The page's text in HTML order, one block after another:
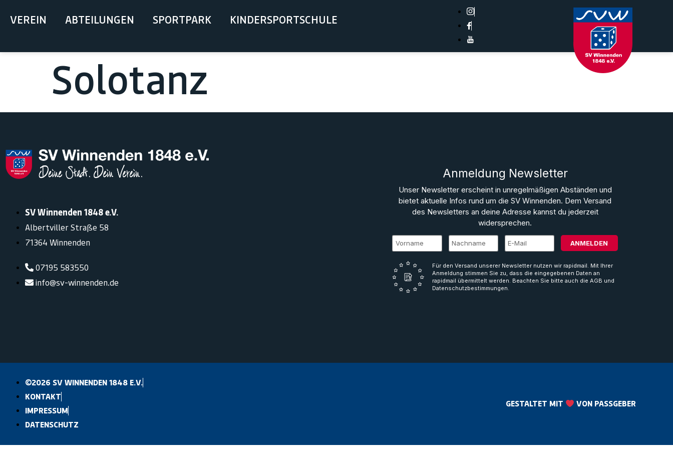
springen
VEREIN ABTEILUNGEN SPORTPARK KINDERSPORTSCHULE
Solotanz
SV Winnenden 1848 e.V.
Albertviller Straße 58
71364 Winnenden
07195 583550
info@sv-winnenden.de
Anmeldung Newsletter
Unser Newsletter erscheint in unregelmäßigen Abständen und
bietet aktuelle Infos rund um die SV Winnenden. Dem Versand
des Newsletters an deine Adresse kannst du jederzeit
widersprechen.
ANMELDEN
Für den Versand unserer Newsletter nutzen wir rapidmail. Mit Ihrer
Anmeldung stimmen Sie zu, dass die eingegebenen Daten an
rapidmail übermittelt werden. Beachten Sie bitte auch die AGB und
Datenschutzbestimmungen.
©2026 SV WINNENDEN 1848 E.V.
KONTAKT
IMPRESSUM
DATENSCHUTZ
GESTALTET MIT VON PASSGEBER